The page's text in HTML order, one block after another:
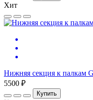
Хит
Нижняя секция к палкам
5500 ₽
Купить